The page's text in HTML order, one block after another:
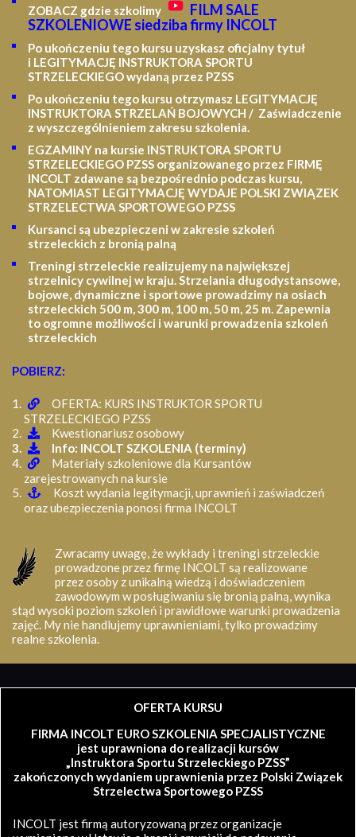
ZOBACZ gdzie szkolimy
FILM SALE
SZKOLENIOWE siedziba firmy INCOLT
Po ukończeniu tego kursu uzyskasz oficjalny tytuł
i LEGITYMACJĘ INSTRUKTORA SPORTU
STRZELECKIEGO wydaną przez PZSS
Po ukończeniu tego kursu otrzymasz LEGITYMACJĘ
INSTRUKTORA STRZELAŃ BOJOWYCH / Zaświadczenie
z wyszczególnieniem zakresu szkolenia.
EGZAMINY na kursie INSTRUKTORA SPORTU
STRZELECKIEGO PZSS organizowanego przez FIRMĘ
INCOLT zdawane są bezpośrednio podczas kursu,
NATOMIAST LEGITYMACJĘ WYDAJE POLSKI ZWIĄZEK
STRZELECTWA SPORTOWEGO PZSS
Kursanci są ubezpieczeni w zakresie szkoleń
strzeleckich z bronią palną
Treningi strzeleckie realizujemy na największej
strzelnicy cywilnej w kraju. Strzelania długodystansowe,
bojowe, dynamiczne i sportowe prowadzimy na osiach
strzeleckich 500 m, 300 m, 100 m, 50 m, 25 m. Zapewnia
to ogromne możliwości i warunki prowadzenia szkoleń
strzeleckich
POBIERZ:
OFERTA: KURS INSTRUKTOR SPORTU
STRZELECKIEGO PZSS
Kwestionariusz osobowy
Info: INCOLT SZKOLENIA (terminy)
Materiały szkoleniowe dla Kursantów
zarejestrowanych na kursie
Koszt wydania legitymacji, uprawnień i zaświadczeń
oraz ubezpieczenia ponosi firma INCOLT
Zwracamy uwagę, że wykłady i treningi strzeleckie
prowadzone przez firmę INCOLT są realizowane
przez osoby z unikalną wiedzą i doświadczeniem
zawodowym w posługiwaniu się bronią palną, wynika
stąd wysoki poziom szkoleń i prawidłowe warunki prowadzenia
zajęć. My nie handlujemy uprawnieniami, tylko prowadzimy
realne szkolenia.
OFERTA KURSU
FIRMA INCOLT EURO SZKOLENIA SPECJALISTYCZNE
jest uprawniona do realizacji kursów
„Instruktora Sportu Strzeleckiego PZSS”
zakończonych wydaniem uprawnienia przez Polski Związek
Strzelectwa Sportowego PZSS
INCOLT jest firmą autoryzowaną przez organizacje